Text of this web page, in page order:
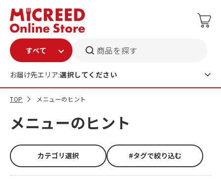
商品を探す
お届け先エリア:選択してください
TOP メニューのヒント
メニューのヒント
カテゴリ選択 #タグで絞り込む